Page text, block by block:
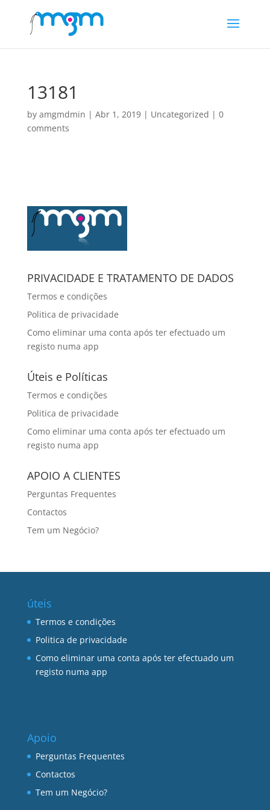
13181
by amgmdmin | Abr 1, 2019| Uncategorized | 0
comments
PRIVACIDADE E TRATAMENTO DE DADOS
Termos e condições
Politica de privacidade
Como eliminar uma conta após ter efectuado um
registo numa app
Úteis e Políticas
Termos e condições
Politica de privacidade
Como eliminar uma conta após ter efectuado um
registo numa app
APOIO A CLIENTES
Perguntas Frequentes
Contactos
Tem um Negócio?
úteis
Termos e condições
Politica de privacidade
Como eliminar uma conta após ter efectuado um
registo numa app
Apoio
Perguntas Frequentes
Contactos
Tem um Negócio?